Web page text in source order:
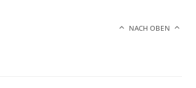
NACH OBEN